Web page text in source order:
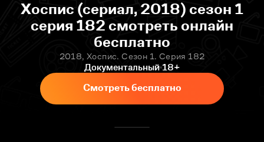
Хоспис (сериал, 2018) сезон 1
серия 182 смотреть онлайн
бесплатно
2018, Хоспис. Сезон 1. Серия 182
Документальный 18+
Смотреть бесплатно